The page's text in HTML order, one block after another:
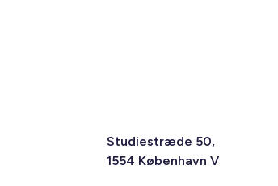
Studiestræde 50,
1554 København V